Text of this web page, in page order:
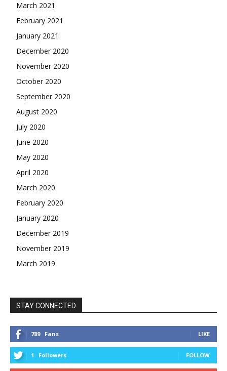
March 2021
February 2021
January 2021
December 2020
November 2020
October 2020
September 2020
August 2020
July 2020
June 2020
May 2020
April 2020
March 2020
February 2020
January 2020
December 2019
November 2019
March 2019
STAY CONNECTED
789 Fans LIKE
1 Followers FOLLOW